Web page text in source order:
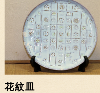
花紋皿